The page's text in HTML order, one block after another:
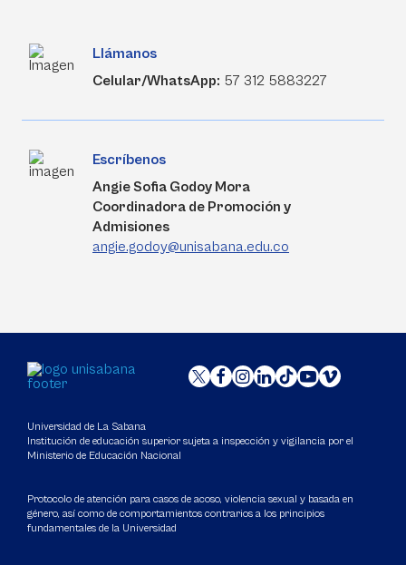
Llámanos
Celular/WhatsApp: 57 312 5883227
Escríbenos
Angie Sofia Godoy Mora
Coordinadora de Promoción y
Admisiones
angie.godoy@unisabana.edu.co
Universidad de La Sabana
Institución de educación superior sujeta a inspección y vigilancia por el
Ministerio de Educación Nacional
Protocolo de atención para casos de acoso, violencia sexual y basada en
género, así como de comportamientos contrarios a los principios
fundamentales de la Universidad